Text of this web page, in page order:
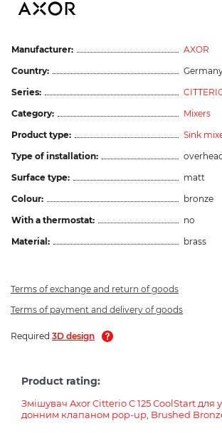
Manufacturer:
AXOR
Country:
Series:
Category:
Mixers
Product type:
Sink
Type of installation:
Surface type:
matt
Colour:
bronze
With a thermostat:
no
Material:
brass
Terms of exchange and return of goods
Terms of payment and delivery of goods
Required 3D design
Product rating:
Змішувач Axor Citterio C 125 CoolStart для
донним клапаном pop-up, Brushed